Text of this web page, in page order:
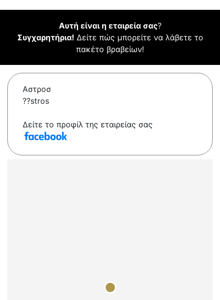
Αυτή είναι η εταιρεία σας?
Συγχαρητήρια! Δείτε πώς μπορείτε να λάβετε το
πακέτο βραβείων!
Αστροσ
??stros
Δείτε το προφίλ της εταιρείας σας